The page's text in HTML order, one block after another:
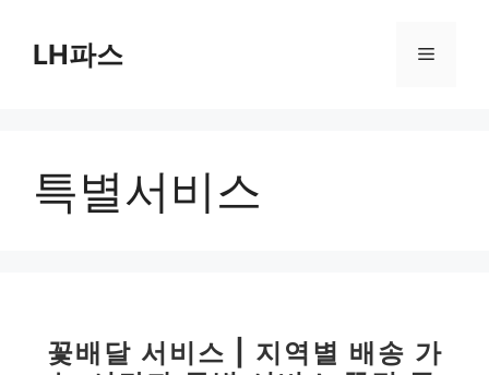
LH파스 메
특별서비스
꽃배달 서비스 | 지역별 배송 가